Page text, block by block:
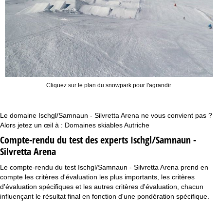
Cliquez sur le plan du snowpark pour l'agrandir.
Le domaine Ischgl/Samnaun - Silvretta Arena ne vous convient pas ?
Alors jetez un œil à : Domaines skiables Autriche
Compte-rendu du test des experts Ischgl/Samnaun -
Silvretta Arena
Le compte-rendu du test Ischgl/Samnaun - Silvretta Arena prend en
compte les critères d'évaluation les plus importants, les critères
d'évaluation spécifiques et les autres critères d'évaluation, chacun
influençant le résultat final en fonction d'une pondération spécifique.